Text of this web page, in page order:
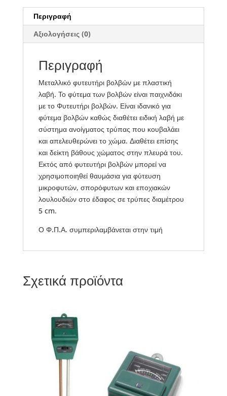
Περιγραφή
Αξιολογήσεις (0)
Περιγραφή
Μεταλλικό φυτευτήρι βολβών με πλαστική
λαβή. Το φύτεμα των βολβών είναι παιχνιδάκι
με το Φυτευτήρι βολβών. Είναι ιδανικό για
φύτεμα βολβών καθώς διαθέτει ειδική λαβή με
σύστημα ανοίγματος τρύπας που κουβαλάει
και απελευθερώνει το χώμα. Διαθέτει επίσης
και δείκτη βάθους χώματος στην πλευρά του.
Εκτός από φυτευτήρι βολβών μπορεί να
χρησιμοποιηθεί θαυμάσια για φύτευση
μικροφυτών, σπορόφυτων και εποχιακών
λουλουδιών στο έδαφος σε τρύπες διαμέτρου
5 cm.
Ο Φ.Π.Α. συμπεριλαμβάνεται στην τιμή
Σχετικά προϊόντα